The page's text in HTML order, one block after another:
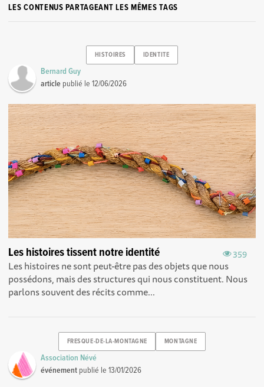
LES CONTENUS PARTAGEANT LES MÊMES TAGS
HISTOIRES IDENTITE
Bernard Guy
article publié le12/06/2026
359
Les histoires tissent notre identité
Les histoires ne sont peut-être pas des objets que nous
possédons, mais des structures qui nous constituent. Nous
parlons souvent des récits comme...
FRESQUE-DE-LA-MONTAGNE MONTAGNE
Association Névé
événement publié le13/01/2026